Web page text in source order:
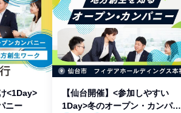
<1Day>
ニー
【仙台開催】<参加しやすい
1Day>冬のオープン・カンパニ